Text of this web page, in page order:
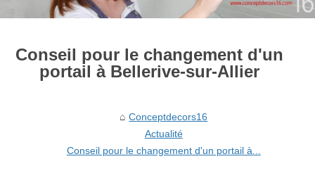
Conseil pour le changement d'un
portail à Bellerive-sur-Allier
Conceptdecors16
Actualité
Conseil pour le changement d'un portail à...